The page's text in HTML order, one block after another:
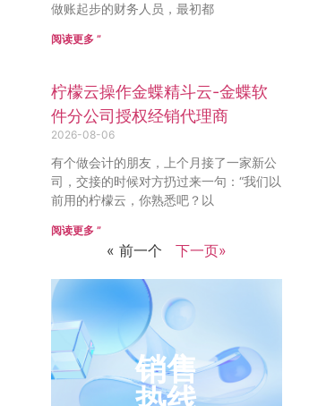
做账起步的财务人员，最初都
阅读更多 ”
柠檬云操作金蝶精斗云-金蝶软
件分公司授权经销代理商
2026-08-06
有个做会计的朋友，上个月接了一家新公
司，交接的时候对方扔过来一句：“我们以
前用的柠檬云，你熟悉吧？以
阅读更多 ”
« 前一个 下一页»
销售